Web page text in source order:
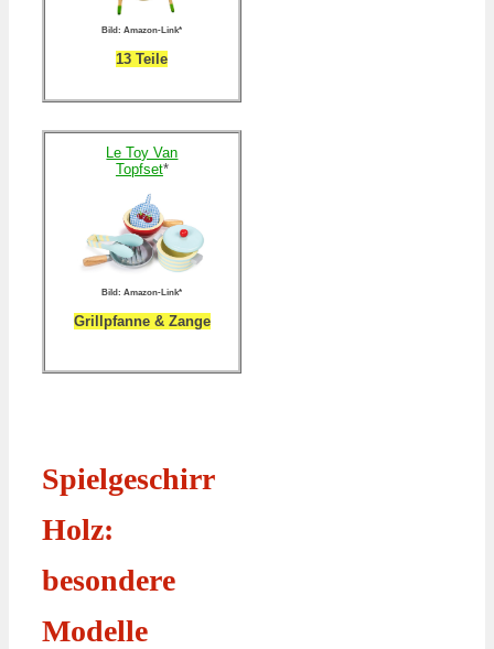
Bild: Amazon-Link*
13 Teile
Le Toy Van
Topfset*
Bild: Amazon-Link*
Grillpfanne & Zange
Spielgeschirr
Holz:
besondere
Modelle